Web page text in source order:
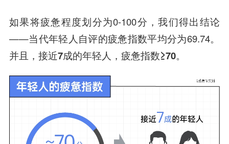
如果将疲惫程度划分为0-100分，我们得出结论
——当代年轻人自评的疲惫指数平均分为69.74。
并且， 接近7成的年轻人，疲惫指数≥70。